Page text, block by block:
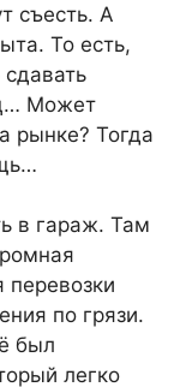
съесть. А
То есть,
Может
рынке? Тогда
в гараж. Там
по грязи.
был
легко